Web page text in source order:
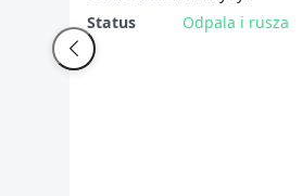
Status
Odpala i rusza